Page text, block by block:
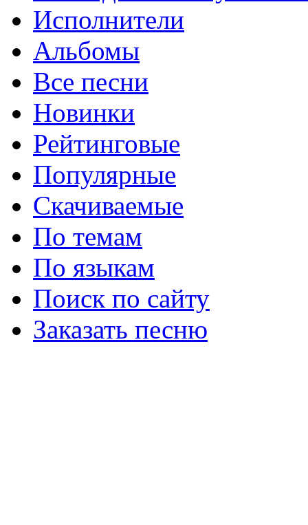
Исполнители
Альбомы
Все песни
Новинки
Рейтинговые
Популярные
Скачиваемые
По темам
По языкам
Поиск по сайту
Заказать песню